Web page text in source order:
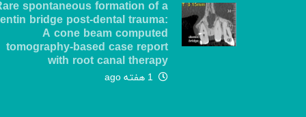
spontaneous formation of a
bridge post-dental trauma:
A cone beam computed
tomography-based case report
with root canal therapy
1 هفته ago